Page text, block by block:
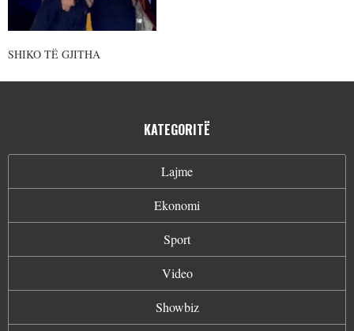
SHIKO TË GJITHA
KATEGORITË
Lajme
Ekonomi
Sport
Video
Showbiz